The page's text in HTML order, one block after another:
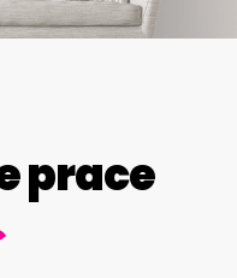
prace